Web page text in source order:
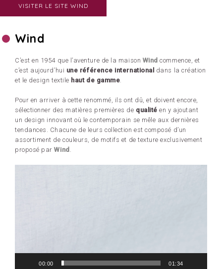
VISITER LE SITE WIND
Wind
C’est en 1954 que l’aventure de la maison Wind commence, et
c’est aujourd’hui une référence international dans la création
et le design textile haut de gamme.
Pour en arriver à cette renommé, ils ont dû, et doivent encore,
sélectionner des matières premières de qualité en y ajoutant
un design innovant où le contemporain se mêle aux dernières
tendances. Chacune de leurs collection est composé d’un
assortiment de couleurs, de motifs et de texture exclusivement
proposé parWind .
00:00 01:34